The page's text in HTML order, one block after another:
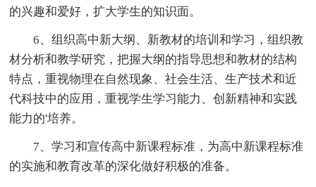
的兴趣和爱好，扩大学生的知识面。
6、组织高中新大纲、新教材的培训和学习，组织教
材分析和教学研究，把握大纲的指导思想和教材的结构
特点，重视物理在自然现象、社会生活、生产技术和近
代科技中的应用，重视学生学习能力、创新精神和实践
能力的'培养。
7、学习和宣传高中新课程标准，为高中新课程标准
的实施和教育改革的深化做好积极的准备。